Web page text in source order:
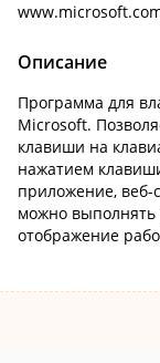
Описание
Программа для
Microsoft.
клавиши на
нажатием
приложение,
можно выполнять
отображение